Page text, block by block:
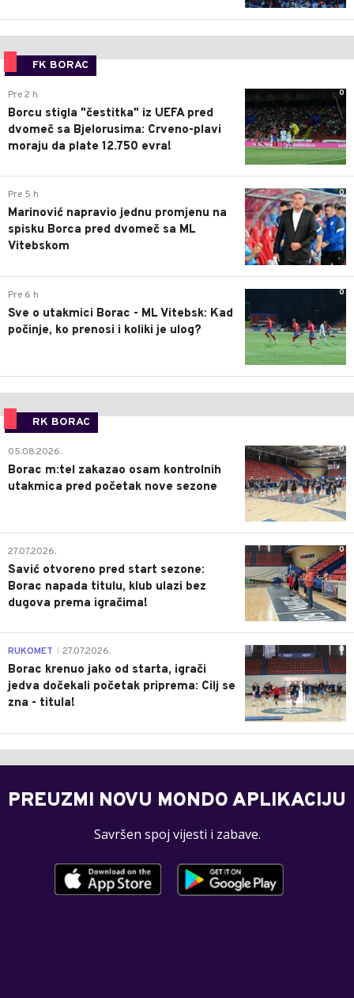
FK BORAC
0
Pre 2 h
Borcu stigla "čestitka" iz UEFA pred
dvomeč sa Bjelorusima: Crveno-plavi
moraju da plate 12.750 evra!
0
Pre 5 h
Marinović napravio jednu promjenu na
spisku Borca pred dvomeč sa ML
Vitebskom
0
Pre 6 h
Sve o utakmici Borac - ML Vitebsk: Kad
počinje, ko prenosi i koliki je ulog?
RK BORAC
0
05.08.2026.
Borac m:tel zakazao osam kontrolnih
utakmica pred početak nove sezone
0
27.07.2026.
Savić otvoreno pred start sezone:
Borac napada titulu, klub ulazi bez
dugova prema igračima!
0
RUKOMET 27.07.2026.
Borac krenuo jako od starta, igrači
jedva dočekali početak priprema: Cilj se
zna - titula!
PREUZMI NOVU MONDO APLIKACIJU
Savršen spoj vijesti i zabave.